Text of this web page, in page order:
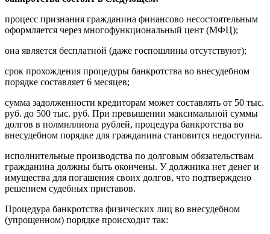
процесс признания гражданина финансово несостоятельным
оформляется через многофункциональный цент (МФЦ);
она является бесплатной (даже госпошлины отсутствуют);
срок прохождения процедуры банкротства во внесудебном
порядке составляет 6 месяцев;
сумма задолженности кредиторам может составлять от 50 тыс.
руб. до 500 тыс. руб. При превышении максимальной суммы
долгов в полмиллиона рублей, процедура банкротства во
внесудебном порядке для гражданина становится недоступна.
исполнительные производства по долговым обязательствам
гражданина должны быть окончены. У должника нет денег и
имущества для погашения своих долгов, что подтверждено
решением судебных приставов.
Процедура банкротства физических лиц во внесудебном
(упрощенном) порядке происходит так: